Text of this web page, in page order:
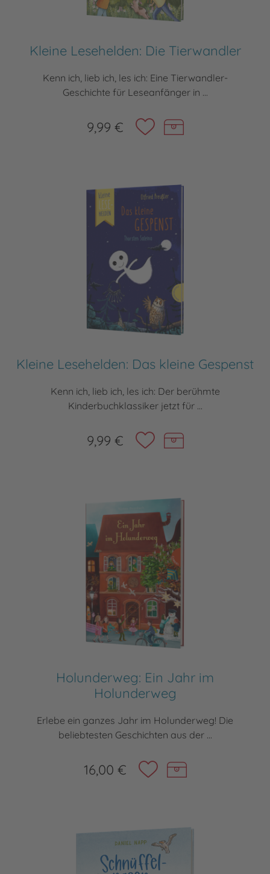
Kleine Lesehelden: Die Tierwandler
Kenn ich, lieb ich, les ich: Eine Tierwandler-
Geschichte für Leseanfänger in ...
9,99 €
Kleine Lesehelden: Das kleine Gespenst
Kenn ich, lieb ich, les ich: Der berühmte
Kinderbuchklassiker jetzt für ...
9,99 €
Holunderweg: Ein Jahr im
Holunderweg
Erlebe ein ganzes Jahr im Holunderweg! Die
beliebtesten Geschichten aus der ...
16,00 €